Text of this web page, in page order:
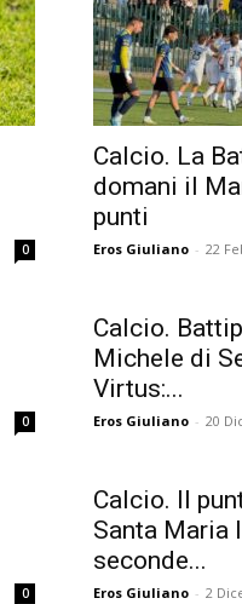
0
Calcio. La
domani il
punti
Eros Giuliano - 22
0
Calcio.
Michele di
Virtus:...
Eros Giuliano - 20
0
Calcio. Il
Santa Maria
seconde...
Eros Giuliano - 2